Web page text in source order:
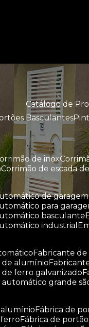
Catálogo de
Basculantes
corrimão de inox
corrimão de escada
de garagem
para
basculante
industrial
fabricante
de alumínio
ferro galvanizado
grande
alumínio
fábrica de
fábrica de